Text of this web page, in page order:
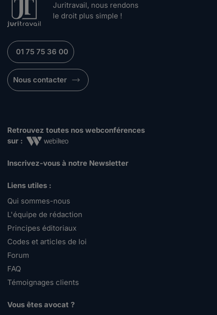
Juritravail, nous rendons
le droit plus simple !
01 75 75 36 00
Nous contacter
Retrouvez toutes nos webconférences
sur :
Inscrivez-vous à notre Newsletter
Liens utiles :
Qui sommes-nous
L'équipe de rédaction
Principes éditoriaux
Codes et articles de loi
Forum
FAQ
Témoignages clients
Vous êtes avocat ?